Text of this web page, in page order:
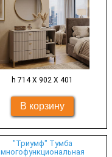
h 714 Х 902 Х 401
"Триумф" Тумба
многофункциональная